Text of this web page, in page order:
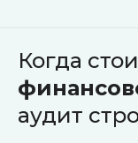
Когда
аудит